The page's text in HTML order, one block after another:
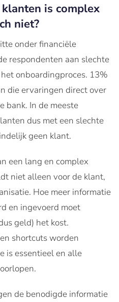
is complex
niet?
onder financiële
respondenten aan slechte
onboardingproces. 13%
die ervaringen direct over
bank. In de meeste
dus met een slechte
geen klant.
een lang en complex
niet alleen voor de klant,
Hoe meer informatie
en ingevoerd moet
geld) het kost.
shortcuts worden
is essentieel en alle
de benodigde informatie